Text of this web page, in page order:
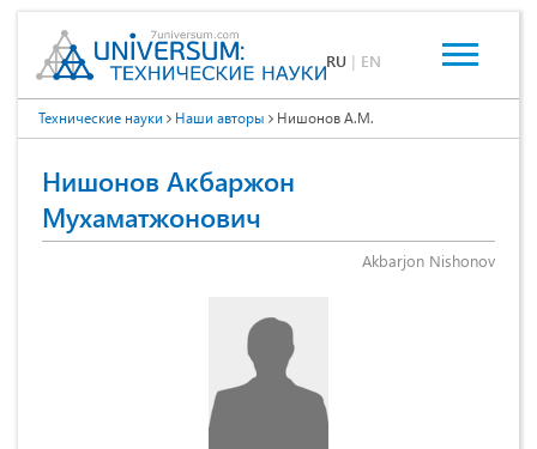
RU | EN
Технические науки Наши авторы Нишонов А.М.
Нишонов Акбаржон
Мухаматжонович
Akbarjon Nishonov